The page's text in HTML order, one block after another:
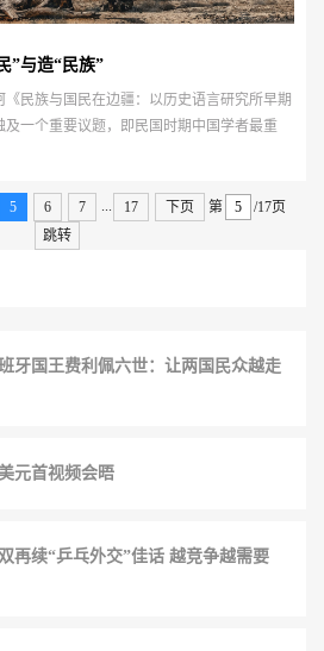
”与造“民族”
《民族与国民在边疆：以历史语言研究所早期
及一个重要议题，即民国时期中国学者最重
是“造国民”。其所涉1929年黎光明“造国民”
识在中国边疆地区识别不同群体的“造民族”是
被催生后所带来的离心力无法忽...
5 6 7 ... 17 下页 第
/17页
跳转
牙国王费利佩六世：让两国民众越走
元首视频会晤
再续“乒乓外交”佳话 越竞争越需要